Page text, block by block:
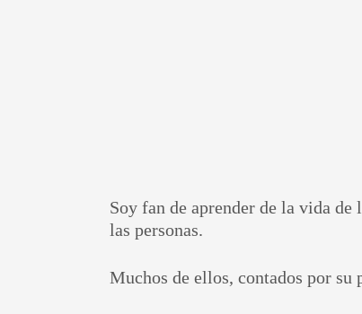
Soy fan de aprender de la vida de
las personas.
Muchos de ellos, contados por su